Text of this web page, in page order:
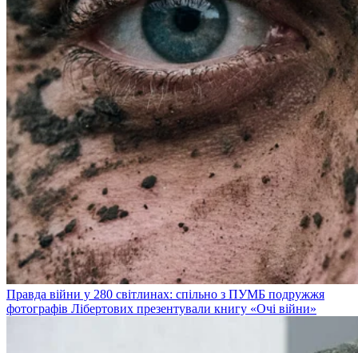
Правда війни у 280 світлинах: спільно з ПУМБ подружжя
фотографів Лібертових презентували книгу «Очі війни»